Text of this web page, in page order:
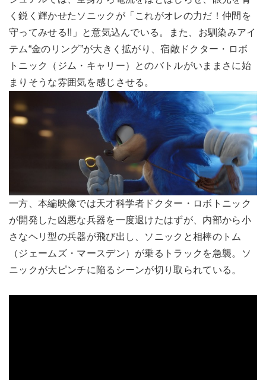
く鋭く輝かせたソニックが「これがオレの力だ！仲間を
守ってみせる!!」と意気込んでいる。また、お馴染みアイ
テム“金のリング”が大きく拡がり、宿敵ドクター・ロボ
トニック（ジム・キャリー）とのバトルがいままさに始
まりそうな雰囲気を感じさせる。
一方、本編映像では天才科学者ドクター・ロボトニック
が開発した凶悪な兵器を一度退けたはずが、内部から小
さなヘリ型の兵器が飛び出し、ソニックと相棒のトム
（ジェームズ・マースデン）が乗るトラックを急襲。ソ
ニックが大ピンチに陥るシーンが切り取られている。